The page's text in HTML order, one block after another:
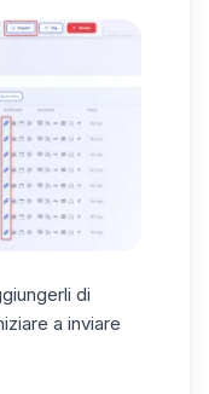
di
a inviare